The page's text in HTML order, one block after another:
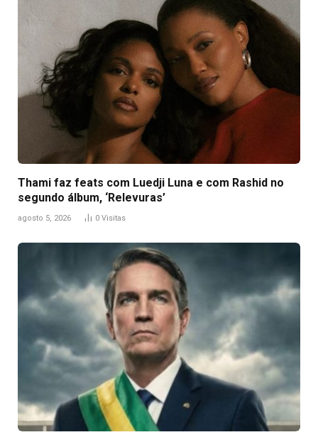
Thami faz feats com Luedji Luna e com Rashid no
segundo álbum, ‘Relevuras’
agosto 5, 2026 0 Visitas